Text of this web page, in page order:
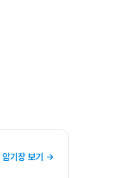
암기장 보기 →